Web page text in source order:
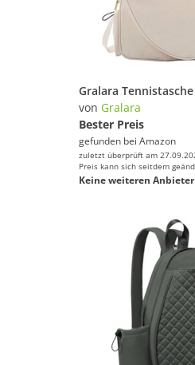
von Gralara
Bester Preis
gefunden bei Amazon
zuletzt überprüft am
Preis kann sich seitdem
Keine weiteren Anbieter